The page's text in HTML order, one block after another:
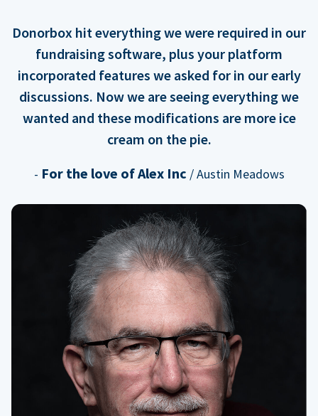
Donorbox hit everything we were required in our
fundraising software, plus your platform
incorporated features we asked for in our early
discussions. Now we are seeing everything we
wanted and these modifications are more ice
cream on the pie.
- For the love of Alex Inc / Austin Meadows